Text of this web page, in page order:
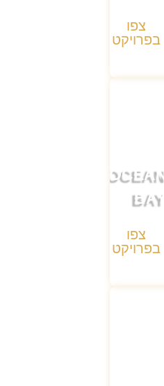
צפו
בפרויקט
OCEAN
BAY
צפו
בפרויקט